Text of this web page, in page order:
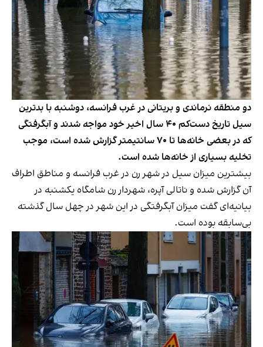
دو منطقه نرماندی و بریتانی در غرب فرانسه، دوشنبه با بدترین
سیل تاریخ دست‌کم ۴۰ سال اخیر خود مواجه شدند و آبگرفتگی
که در بعضی خانه‌ها تا ۷۰ سانتیمتر گزارش شده است، موجب
تخلیه بسیاری از خانه‌ها شده است.
بیشترین میزان سیل در شهر رن در غرب فرانسه و مناطق اطراف
آن گزارش شده و ناتالی آپره، شهردار رن شامگاه یکشنبه در
بیانیه‌ای گفت میزان آبگرفتگی در این شهر در چهل سال گذشته
بی‌سابقه بوده است.